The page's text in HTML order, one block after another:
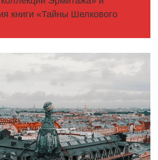
книги «Тайны Шелкового